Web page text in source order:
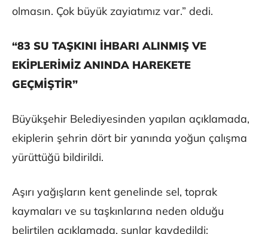
olmasın. Çok büyük zayiatımız var.” dedi.
“83 SU TAŞKINI İHBARI ALINMIŞ VE
EKİPLERİMİZ ANINDA HAREKETE
GEÇMİŞTİR”
Büyükşehir Belediyesinden yapılan açıklamada,
ekiplerin şehrin dört bir yanında yoğun çalışma
yürüttüğü bildirildi.
Aşırı yağışların kent genelinde sel, toprak
kaymaları ve su taşkınlarına neden olduğu
belirtilen açıklamada, şunlar kaydedildi: